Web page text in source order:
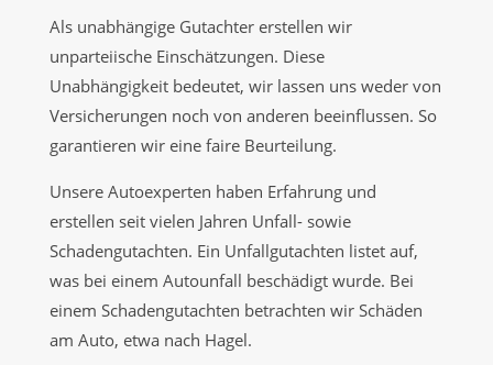
Als unabhängige Gutachter erstellen wir
unparteiische Einschätzungen. Diese
Unabhängigkeit bedeutet, wir lassen uns weder von
Versicherungen noch von anderen beeinflussen. So
garantieren wir eine faire Beurteilung.
Unsere Autoexperten haben Erfahrung und
erstellen seit vielen Jahren Unfall- sowie
Schadengutachten. Ein Unfallgutachten listet auf,
was bei einem Autounfall beschädigt wurde. Bei
einem Schadengutachten betrachten wir Schäden
am Auto, etwa nach Hagel.